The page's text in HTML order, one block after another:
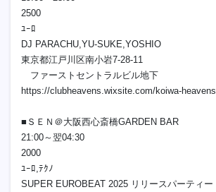
2500
ﾕｰﾛ
DJ PARACHU,YU-SUKE,YOSHIO
東京都江戸川区南小岩7-28-11
ファーストセントラルビル地下
https://clubheavens.wixsite.com/koiwa-heavens
■ＳＥＮ＠大阪西心斎橋GARDEN BAR
21:00～翌04:30
2000
ﾕｰﾛ,ﾃｸﾉ
SUPER EUROBEAT 2025 リリースパーティー